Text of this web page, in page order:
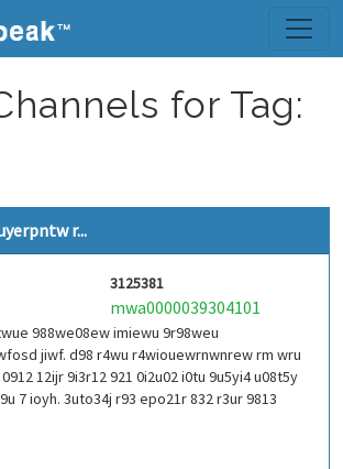
for Tag:
r...
3125381
mwa0000039304101
988we08ew imiewu 9r98weu
jiwf. d98 r4wu r4wiouewrnwnrew rm wru
12ijr 9i3r12 921 0i2u02 i0tu 9u5yi4 u08t5y
7 ioyh. 3uto34j r93 epo21r 832 r3ur 9813